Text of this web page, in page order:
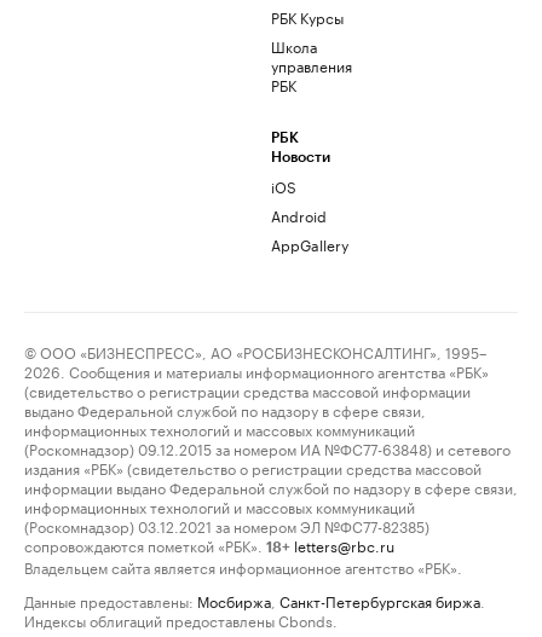
РБК Курсы
Школа
управления
РБК
РБК
Новости
iOS
Android
AppGallery
© ООО «БИЗНЕСПРЕСС», АО «РОСБИЗНЕСКОНСАЛТИНГ», 1995–
2026. Сообщения и материалы информационного агентства «РБК»
(свидетельство о регистрации средства массовой информации
выдано Федеральной службой по надзору в сфере связи,
информационных технологий и массовых коммуникаций
(Роскомнадзор) 09.12.2015 за номером ИА №ФС77-63848) и сетевого
издания «РБК» (свидетельство о регистрации средства массовой
информации выдано Федеральной службой по надзору в сфере связи,
информационных технологий и массовых коммуникаций
(Роскомнадзор) 03.12.2021 за номером ЭЛ №ФС77-82385)
сопровождаются пометкой «РБК».
18+ letters@rbc.ru
Владельцем сайта является информационное агентство «РБК».
Данные предоставлены: Мосбиржа Санкт-Петербургская биржа
Индексы облигаций предоставлены Cbonds.